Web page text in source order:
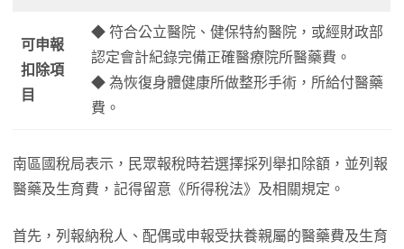
可申報
扣除項
目
◆ 符合公立醫院、健保特約醫院，或經財政部
認定會計紀錄完備正確醫療院所醫藥費。
◆ 為恢復身體健康所做整形手術，所給付醫藥
費。
南區國稅局表示，民眾報稅時若選擇採列舉扣除額，並列報
醫藥及生育費，記得留意《所得稅法》及相關規定。
首先，列報納稅人、配偶或申報受扶養親屬的醫藥費及生育